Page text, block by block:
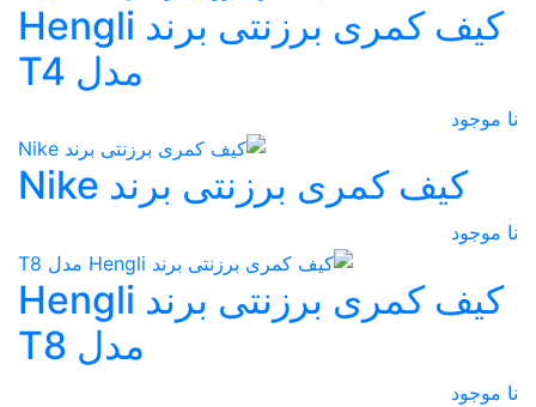
کیف کمری برزنتی برند Hengli
مدل T4
نا موجود
کیف کمری برزنتی برند Nike
نا موجود
کیف کمری برزنتی برند Hengli
مدل T8
نا موجود